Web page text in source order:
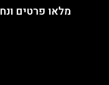
מלאו פרטים